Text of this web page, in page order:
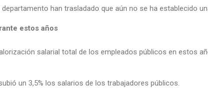
han trasladado que aún no se ha establecido
estos años
salarial total de los empleados públicos en estos
un 3,5% los salarios de los trabajadores públicos.